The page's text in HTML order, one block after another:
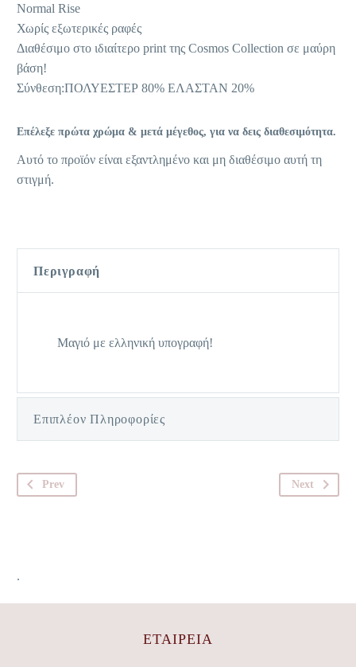
Normal Rise
Χωρίς εξωτερικές ραφές
Διαθέσιμο στο ιδιαίτερο print της Cosmos Collection σε μαύρη
βάση!
Σύνθεση:ΠΟΛΥΕΣΤΕΡ 80% ΕΛΑΣΤΑΝ 20%
Επέλεξε πρώτα χρώμα & μετά μέγεθος, για να δεις διαθεσιμότητα.
Αυτό το προϊόν είναι εξαντλημένο και μη διαθέσιμο αυτή τη
στιγμή.
Περιγραφή
Μαγιό με ελληνική υπογραφή!
Επιπλέον Πληροφορίες
Prev Next
.
ΕΤΑΙΡΕΊΑ